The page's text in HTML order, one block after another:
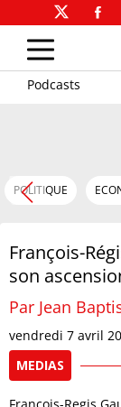
Podcasts
POLITIQUE
François-
son
Par Jean
vendredi 7 avril
MEDIAS